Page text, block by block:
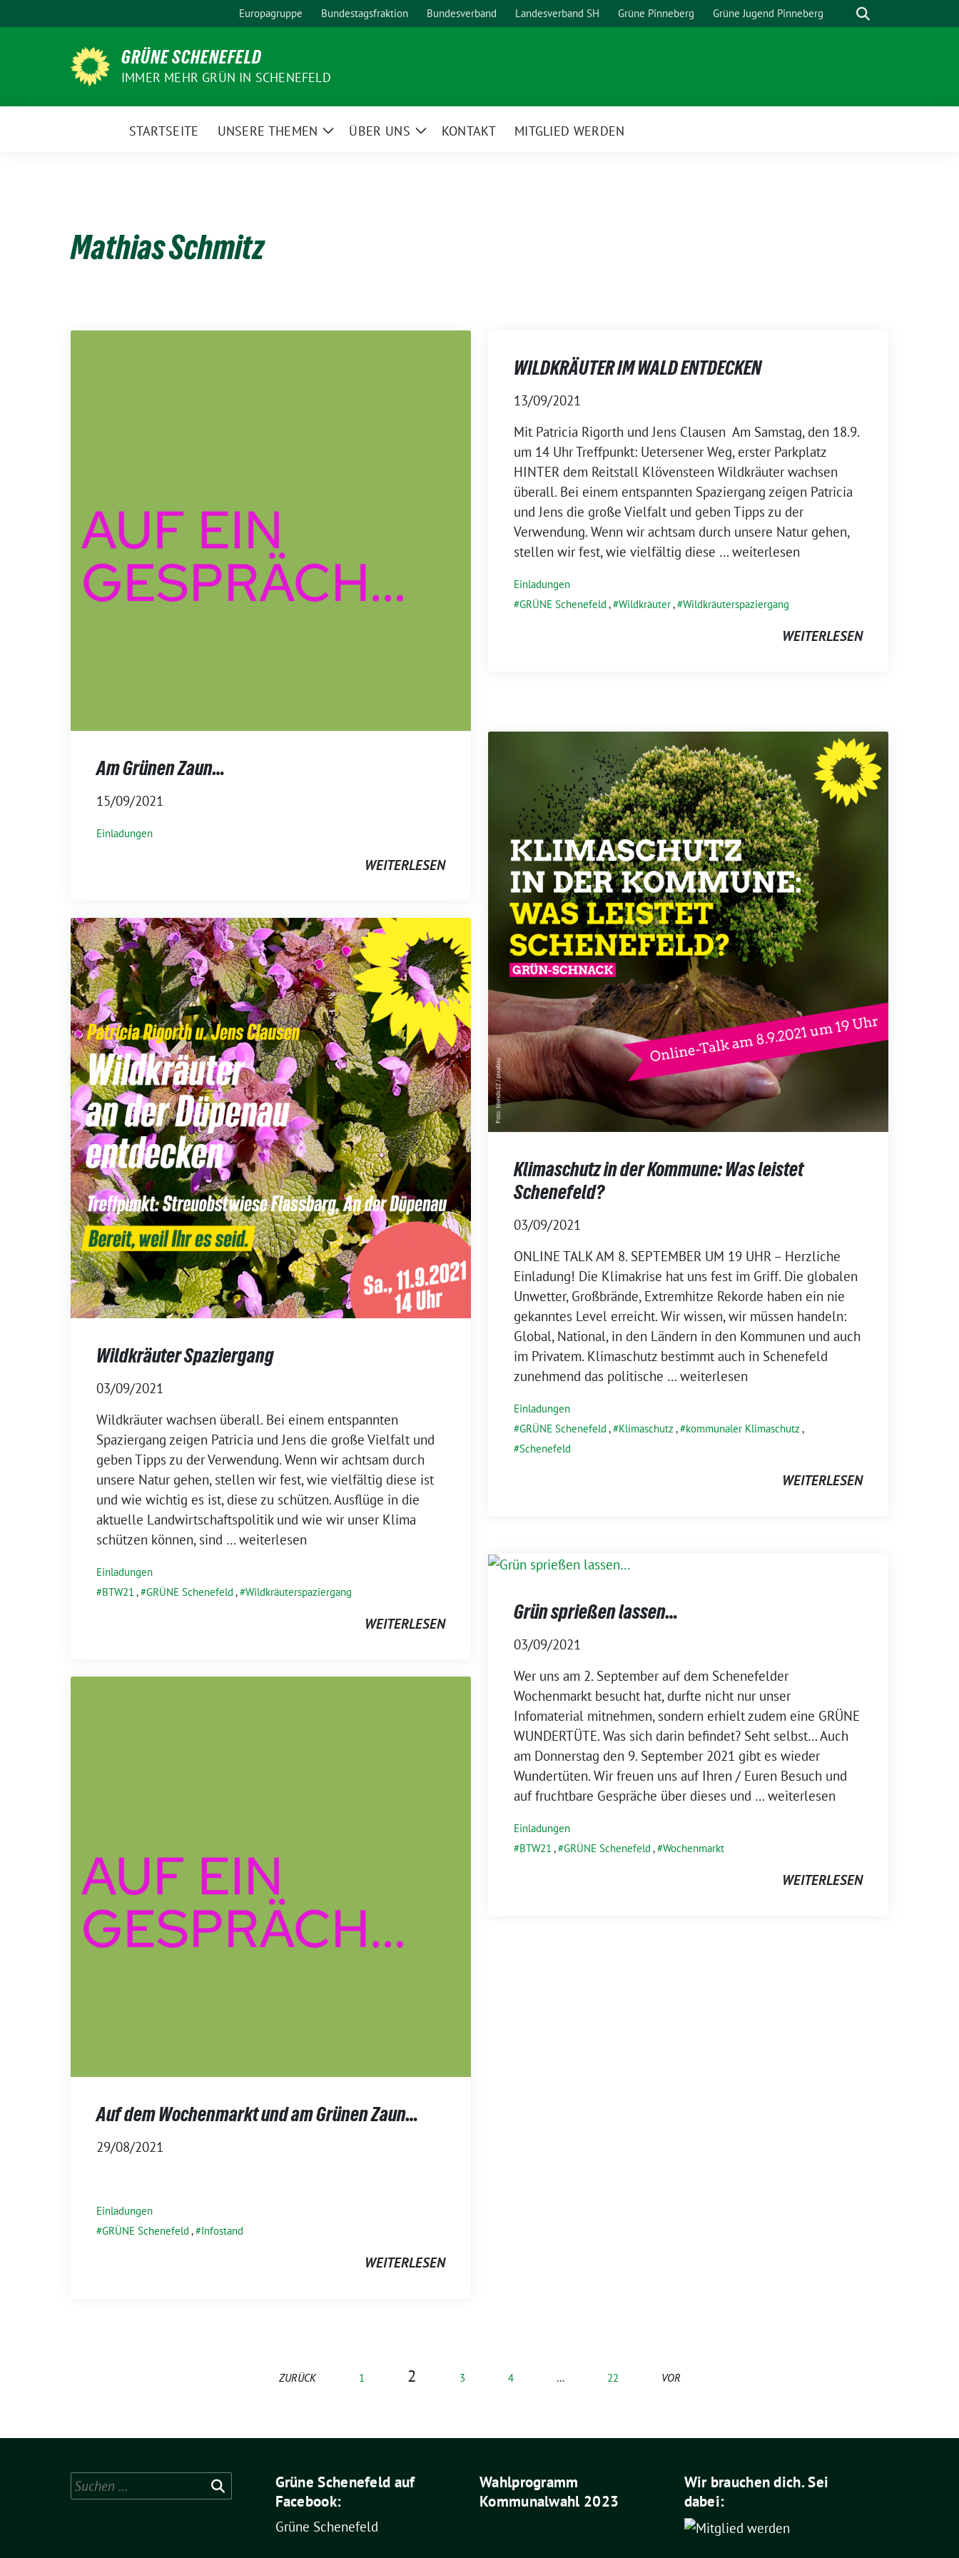
zum
Europagruppe Bundestagsfraktion Bundesverband Landesverband SH Grüne Pinneberg Grüne Jugend Pinneberg Suche
GRÜNE SCHENEFELD
IMMER MEHR GRÜN IN SCHENEFELD
STARTSEITE UNSERE THEMEN
ZeigeÜBER UNS
ZeigeKONTAKT MITGLIED WERDEN
Mathias Schmitz
Am Grünen Zaun…
15/09/2021
Einladungen
WEITERLESEN
WILDKRÄUTER IM WALD ENTDECKEN
13/09/2021
Mit Patricia Rigorth und Jens Clausen Am Samstag, den 18.9.
um 14 Uhr Treffpunkt: Uetersener Weg, erster Parkplatz
HINTER dem Reitstall Klövensteen Wildkräuter wachsen
überall. Bei einem entspannten Spaziergang zeigen Patricia
und Jens die große Vielfalt und geben Tipps zu der
Verwendung. Wenn wir achtsam durch unsere Natur gehen,
stellen wir fest, wie vielfältig diese … weiterlesen
Einladungen
GRÜNE Schenefeld , Wildkräuter, Wildkräuterspaziergang
WEITERLESEN
Klimaschutz in der Kommune: Was leistet
Schenefeld?
03/09/2021
ONLINE TALK AM 8. SEPTEMBER UM 19 UHR – Herzliche
Einladung! Die Klimakrise hat uns fest im Griff. Die globalen
Unwetter, Großbrände, Extremhitze Rekorde haben ein nie
gekanntes Level erreicht. Wir wissen, wir müssen handeln:
Global, National, in den Ländern in den Kommunen und auch
im Privatem. Klimaschutz bestimmt auch in Schenefeld
zunehmend das politische … weiterlesen
Einladungen
GRÜNE Schenefeld , Klimaschutz , kommunaler Klimaschutz ,
Schenefeld
WEITERLESEN
Wildkräuter Spaziergang
03/09/2021
Wildkräuter wachsen überall. Bei einem entspannten
Spaziergang zeigen Patricia und Jens die große Vielfalt und
geben Tipps zu der Verwendung. Wenn wir achtsam durch
unsere Natur gehen, stellen wir fest, wie vielfältig diese ist
und wie wichtig es ist, diese zu schützen. Ausflüge in die
aktuelle Landwirtschaftspolitik und wie wir unser Klima
schützen können, sind … weiterlesen
Einladungen
BTW21 , GRÜNE Schenefeld , Wildkräuterspaziergang
WEITERLESEN
Grün sprießen lassen…
03/09/2021
Wer uns am 2. September auf dem Schenefelder
Wochenmarkt besucht hat, durfte nicht nur unser
Infomaterial mitnehmen, sondern erhielt zudem eine GRÜNE
WUNDERTÜTE. Was sich darin befindet? Seht selbst… Auch
am Donnerstag den 9. September 2021 gibt es wieder
Wundertüten. Wir freuen uns auf Ihren / Euren Besuch und
auf fruchtbare Gespräche über dieses und … weiterlesen
Einladungen
BTW21 , GRÜNE Schenefeld , Wochenmarkt
WEITERLESEN
Auf dem Wochenmarkt und am Grünen Zaun…
29/08/2021
Einladungen
GRÜNE Schenefeld , Infostand
WEITERLESEN
ZURÜCK 1 2 3 4 … 22 VOR
Suchen
nach:
Grüne Schenefeld auf
Facebook:
Grüne Schenefeld
Wahlprogramm
Kommunalwahl 2023
Wir brauchen dich. Sei
dabei: